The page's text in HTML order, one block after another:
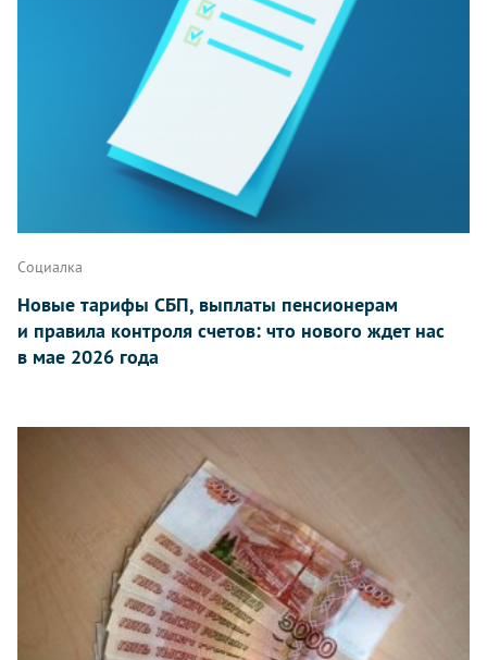
Социалка
Новые тарифы СБП, выплаты пенсионерам
и правила контроля счетов: что нового ждет нас
в мае 2026 года